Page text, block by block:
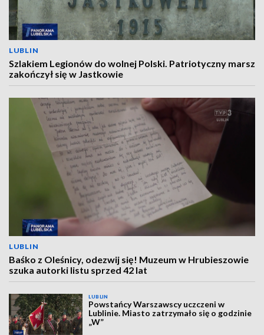
LUBLIN
Szlakiem Legionów do wolnej Polski. Patriotyczny marsz
zakończył się w Jastkowie
LUBLIN
Baśko z Oleśnicy, odezwij się! Muzeum w Hrubieszowie
szuka autorki listu sprzed 42 lat
LUBLIN
Powstańcy Warszawscy uczczeni w
Lublinie. Miasto zatrzymało się o godzinie
„W”